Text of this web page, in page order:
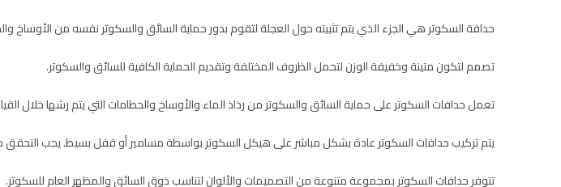
حدافة السكوتر هي الجزء الذي يتم تثبيته حول العجلة لتقوم بدور حماية السائق والسكوتر نفسه من الأوساخ
تصمم لتكون متينة وخفيفة الوزن لتحمل الظروف المختلفة وتقديم الحماية الكافية للسائق والسكوتر.
تعمل حدافات السكوتر على حماية السائق والسكوتر من رذاذ الماء والأوساخ والحطامات التي يتم رشها خلال
يتم تركيب حدافات السكوتر عادة بشكل مباشر على هيكل السكوتر بواسطة مسامير أو قفل بسيط. يجب التحقق من
تتوفر حدافات السكوتر بمجموعة متنوعة من التصميمات والألوان لتناسب ذوق السائق والمظهر العام للسكوتر.